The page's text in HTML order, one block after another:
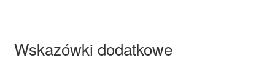
Wskazówki dodatkowe